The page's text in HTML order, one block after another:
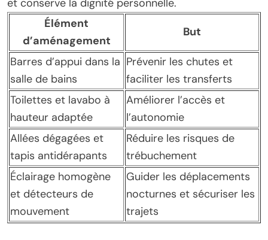
et conserve la dignité personnelle.
Élément
d’aménagement
But
Barres d’appui dans la
salle de bains
Prévenir les chutes et
faciliter les transferts
Toilettes et lavabo à
hauteur adaptée
Améliorer l’accès et
l’autonomie
Allées dégagées et
tapis antidérapants
Réduire les risques de
trébuchement
Éclairage homogène
et détecteurs de
mouvement
Guider les déplacements
nocturnes et sécuriser les
trajets